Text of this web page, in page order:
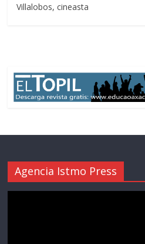
Villalobos, cineasta
Agencia Istmo Press